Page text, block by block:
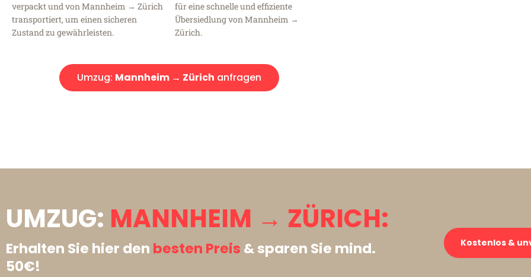
verpackt und von Mannheim → Zürich
transportiert, um einen sicheren
Zustand zu gewährleisten.
für eine schnelle und effiziente
Übersiedlung von Mannheim →
Zürich.
Umzug: Mannheim → Zürich anfragen
UMZUG: MANNHEIM → ZÜRICH:
Erhalten Sie hier den besten Preis & sparen Sie mind.
50€!
Kostenlos &